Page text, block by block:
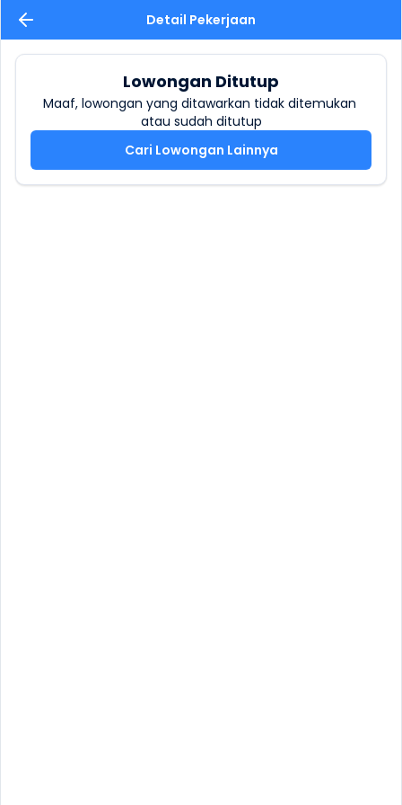
Detail Pekerjaan
Lowongan Ditutup
Maaf, lowongan yang ditawarkan tidak ditemukan
atau sudah ditutup
Cari Lowongan Lainnya